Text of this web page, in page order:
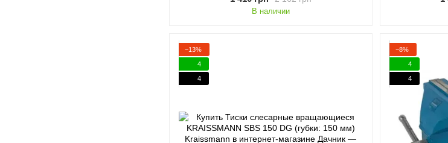
В наличии
−13%
4
4
−8%
4
4